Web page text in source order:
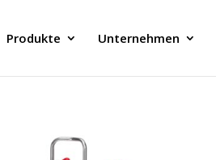
Produkte Unternehmen